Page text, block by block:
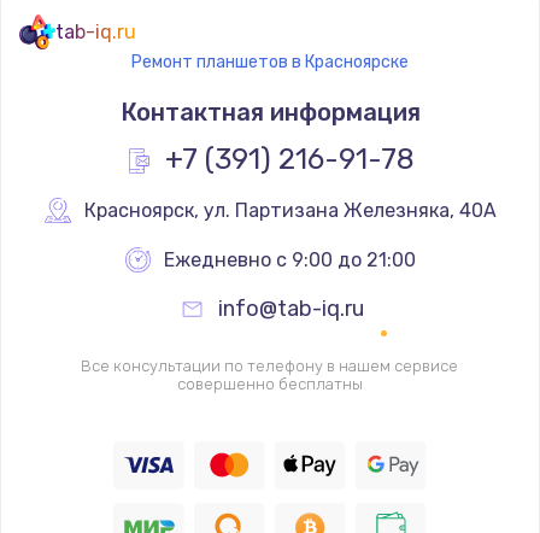
Замена голосового динамика
490 руб.
Заказать
Замена основной камеры
1190 руб.
Замена материнской платы
1330 руб.
tab-iq.ru
Ремонт планшетов в Красноярске
Контактная информация
+7 (391) 216-91-78
Красноярск, ул. Партизана Железняка, 40А
Ежедневно с 9:00 до 21:00
info@tab-iq.ru
Все консультации по телефону в нашем сервисе
совершенно бесплатны